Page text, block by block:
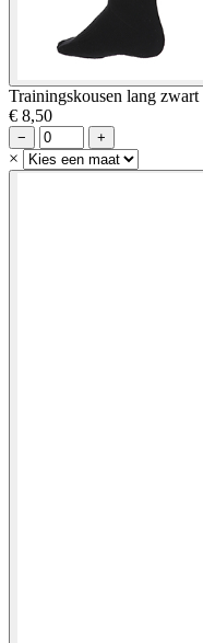
Trainingskousen lang zwart
€ 8,50
− +
×